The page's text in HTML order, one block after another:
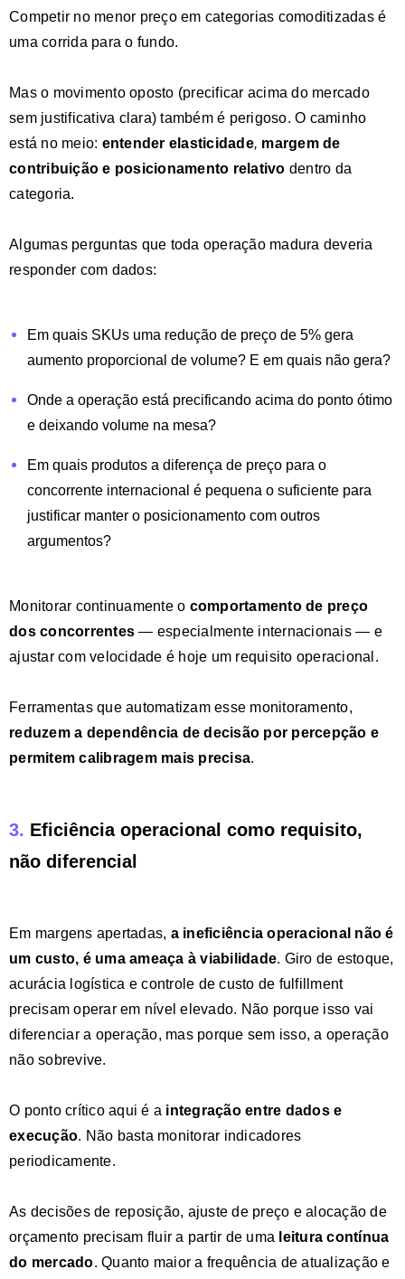
Competir no menor preço em categorias comoditizadas é
uma corrida para o fundo.
Mas o movimento oposto (precificar acima do mercado
sem justificativa clara) também é perigoso. O caminho
está no meio: entender elasticidade, margem de
contribuição e posicionamento relativo dentro da
categoria.
Algumas perguntas que toda operação madura deveria
responder com dados:
Em quais SKUs uma redução de preço de 5% gera
aumento proporcional de volume? E em quais não gera?
Onde a operação está precificando acima do ponto ótimo
e deixando volume na mesa?
Em quais produtos a diferença de preço para o
concorrente internacional é pequena o suficiente para
justificar manter o posicionamento com outros
argumentos?
Monitorar continuamente o comportamento de preço
dos concorrentes — especialmente internacionais — e
ajustar com velocidade é hoje um requisito operacional.
Ferramentas que automatizam esse monitoramento,
reduzem a dependência de decisão por percepção e
permitem calibragem mais precisa.
3. Eficiência operacional como requisito,
não diferencial
Em margens apertadas, a ineficiência operacional não é
um custo, é uma ameaça à viabilidade. Giro de estoque,
acurácia logística e controle de custo de fulfillment
precisam operar em nível elevado. Não porque isso vai
diferenciar a operação, mas porque sem isso, a operação
não sobrevive.
O ponto crítico aqui é a integração entre dados e
execução. Não basta monitorar indicadores
periodicamente.
As decisões de reposição, ajuste de preço e alocação de
orçamento precisam fluir a partir de uma leitura contínua
do mercado. Quanto maior a frequência de atualização e